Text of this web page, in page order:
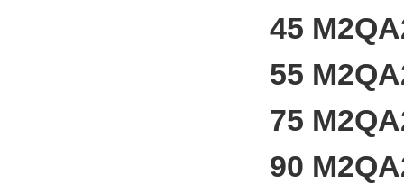
45
55
75
90